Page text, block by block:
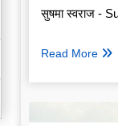
सुषमा स्वराज -
Read More